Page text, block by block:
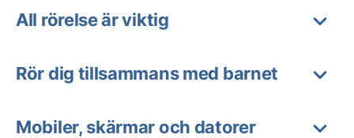
All rörelse är viktig
Rör dig tillsammans med barnet
Mobiler, skärmar och datorer